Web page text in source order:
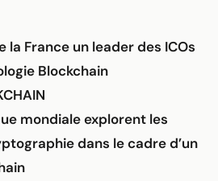
la France un leader des ICOs
Blockchain
mondiale explorent les
dans le cadre d’un